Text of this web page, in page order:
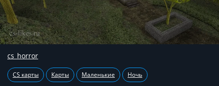
cs_horror
CS карты Карты Маленькие Ночь